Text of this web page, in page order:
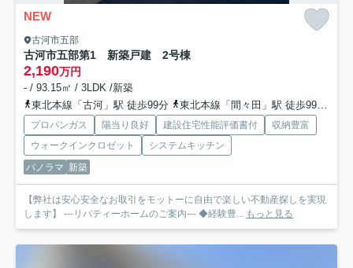
NEW
古河市五部
古河市五部第1 新築戸建 2号棟
2,190万円
- / 93.15㎡ / 3LDK /新築
東北本線「古河」駅 徒歩99分
東北本線「間々田」駅 徒歩99分
プロパンガス 陽当り良好 建設住宅性能評価書付
収納豊富
ウォークインクロゼット
システムキッチン
パノラマ 新築
【弊社は安心安全なお取引をモットーに自由で楽しい不動産探しを実現
します】 ---リバティーホームのご案内--- ◆経験豊... もっと見る